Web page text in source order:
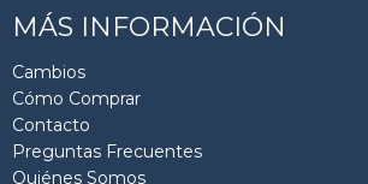
MÁS INFORMACIÓN
Cambios
Cómo Comprar
Contacto
Preguntas Frecuentes
Quiénes Somos